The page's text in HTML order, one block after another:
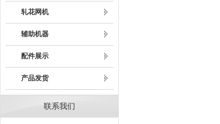
轧花网机
辅助机器
配件展示
产品发货
联系我们